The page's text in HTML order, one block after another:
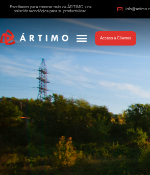
Escríbenos para conocer más de ÁRTIMO, una
solución tecnológica para su productividad.
Acceso a Clientes